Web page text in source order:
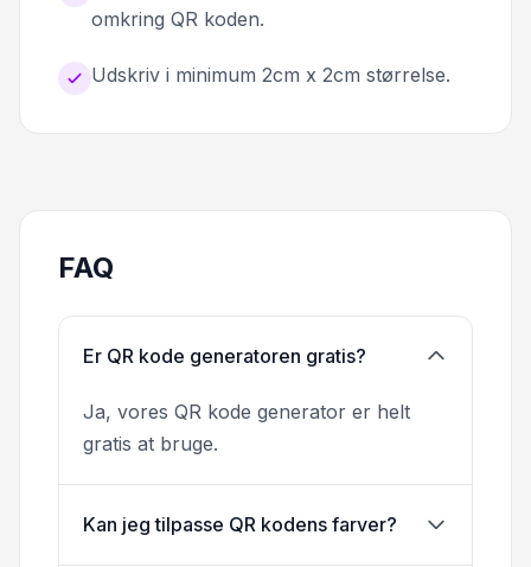
omkring QR koden.
Udskriv i minimum 2cm x 2cm størrelse.
FAQ
Er QR kode generatoren gratis?
Ja, vores QR kode generator er helt
gratis at bruge.
Kan jeg tilpasse QR kodens farver?